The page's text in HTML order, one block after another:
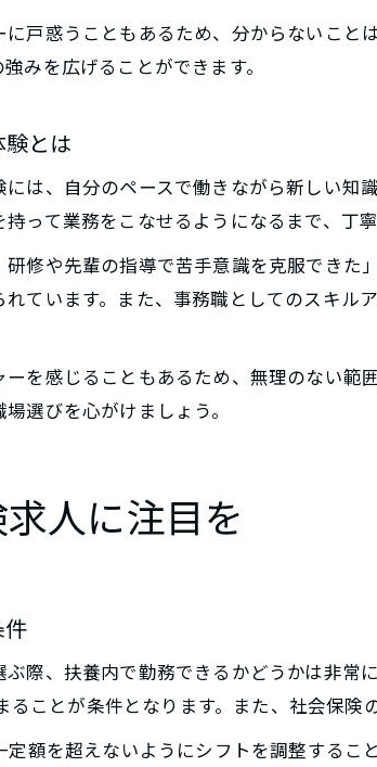
戸惑うこともあるため、分からないこ
みを広げることができます。
とは
は、自分のペースで働きながら新しい知
って業務をこなせるようになるまで、丁
修や先輩の指導で苦手意識を克服できた
ています。また、事務職としてのスキル
を感じることもあるため、無理のない範
選びを心がけましょう。
人に注目を
際、扶養内で勤務できるかどうかは非常
ことが条件となります。また、社会保険
額を超えないようにシフトを調整する